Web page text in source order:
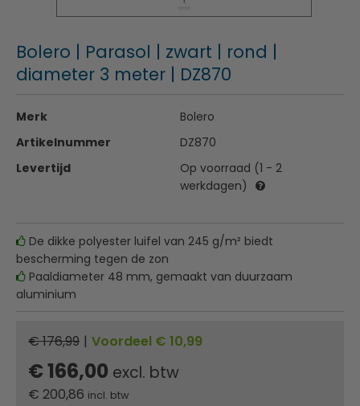
Bolero | Parasol | zwart | rond |
diameter 3 meter | DZ870
Merk
Bolero
Artikelnummer
DZ870
Levertijd
Op voorraad (1 - 2
werkdagen)
De dikke polyester luifel van 245 g/m² biedt
bescherming tegen de zon
Paaldiameter 48 mm, gemaakt van duurzaam
aluminium
€ 176,99 | Voordeel € 10,99
€ 166,00 excl. btw
€ 200,86 incl. btw